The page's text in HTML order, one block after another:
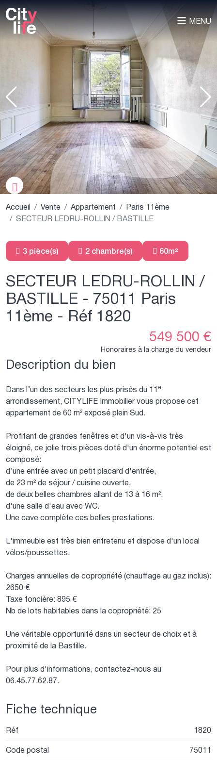
MENU
Accueil Vente Appartement
Paris 11ème
SECTEUR LEDRU-ROLLIN / BASTILLE
3 pièce(s) 2 chambre(s) 60m²
SECTEUR LEDRU-ROLLIN /
BASTILLE - 75011 Paris
11ème - Réf 1820
549 500 €
Honoraires à la charge du vendeur
Description du bien
Dans l’un des secteurs les plus prisés du 11ᵉ
arrondissement, CITYLIFE Immobilier vous propose cet
appartement de 60 m² exposé plein Sud.
Profitant de grandes fenêtres et d'un vis-à-vis très
éloigné, ce jolie trois pièces doté d'un énorme potentiel est
composé:
d’une entrée avec un petit placard d'entrée,
de 23 m² de séjour / cuisine ouverte,
de deux belles chambres allant de 13 à 16 m²,
d'une salle d'eau avec WC.
Une cave complète ces belles prestations.
L'immeuble est très bien entretenu et dispose d'un local
vélos/poussettes.
Charges annuelles de copropriété (chauffage au gaz inclus):
2650 €
Taxe foncière: 895 €
Nb de lots habitables dans la copropriété: 25
Une véritable opportunité dans un secteur de choix et à
proximité de la Bastille.
Pour plus d'informations, contactez-nous au
06.45.77.62.87.
Fiche technique
Réf
1820
Code postal
75011